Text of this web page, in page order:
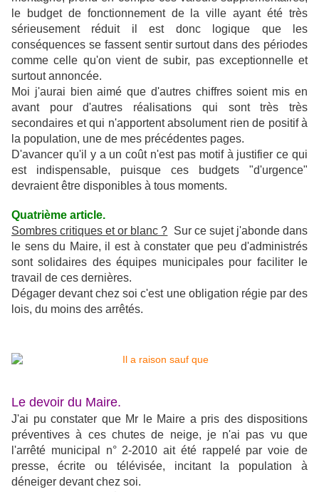
le budget de fonctionnement de la ville ayant été très
sérieusement réduit il est donc logique que les
conséquences se fassent sentir surtout dans des périodes
comme celle qu'on vient de subir, pas exceptionnelle et
surtout annoncée.
Moi j'aurai bien aimé que d'autres chiffres soient mis en
avant pour d'autres réalisations qui sont très très
secondaires et qui n'apportent absolument rien de positif à
la population, une de mes précédentes pages.
D'avancer qu'il y a un coût n'est pas motif à justifier ce qui
est indispensable, puisque ces budgets "d'urgence"
devraient être disponibles à tous moments.
Quatrième article.
Sombres critiques et or blanc ? Sur ce sujet j'abonde dans
le sens du Maire, il est à constater que peu d'administrés
sont solidaires des équipes municipales pour faciliter le
travail de ces dernières.
Dégager devant chez soi c'est une obligation régie par des
lois, du moins des arrêtés.
Le devoir du Maire.
J'ai pu constater que Mr le Maire a pris des dispositions
préventives à ces chutes de neige, je n'ai pas vu que
l'arrêté municipal n° 2-2010 ait été rappelé par voie de
presse, écrite ou télévisée, incitant la population à
déneiger devant chez soi.